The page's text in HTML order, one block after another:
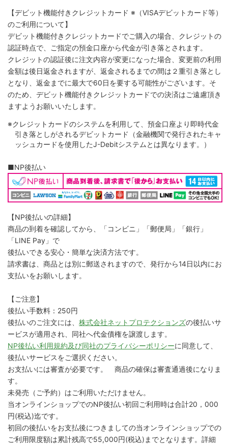
【デビット機能付きクレジットカード ※（VISAデビットカード等）
のご利用について】
デビット機能付きクレジットカードでご購入の場合、クレジットの
認証時点で、ご指定の預金口座から代金が引き落とされます。
クレジットの認証後に注文内容が変更になった場合、変更前の利用
金額は後日返金されますが、返金されるまでの間は２重引き落とし
となり、返金までに最大で60日を要する可能性がございます。そ
のため、デビット機能付きクレジットカードでの決済はご遠慮頂き
ますようお願いいたします。
※クレジットカードのシステムを利用して、預金口座より即時代金
引き落としがされるデビットカード（金融機関で発行されたキャ
ッシュカードを使用したJ-Debitシステムとは異なります。）
■NP後払い
【NP後払いの詳細】
商品の到着を確認してから、「コンビニ」「郵便局」「銀行」
「LINE Pay」で
後払いできる安心・簡単な決済方法です。
請求書は、商品とは別に郵送されますので、発行から14日以内にお
支払いをお願いします。
【ご注意】
後払い手数料：250円
後払いのご注文には、 株式会社ネットプロテクションズの後払いサ
ービスが適用され、同社へ代金債権を譲渡します。
NP後払い利用規約及び同社のプライバシーポリシーに同意して、
後払いサービスをご選択ください。
お支払いには審査が必要です。 商品の確保は審査通過後になりま
す。
未発売（ご予約）はご利用いただけません。
当オンラインショップでのNP後払い初回ご利用時は合計20，000
円(税込)迄です。
初回の後払いをお支払後につきましての当オンラインショップでの
ご利用限度額は累計残高で55,000円(税込)までとなります。詳細